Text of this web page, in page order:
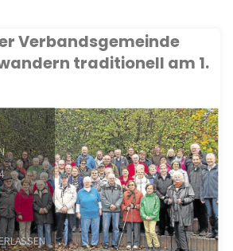
Verbandsgemeinde
traditionell am 1.